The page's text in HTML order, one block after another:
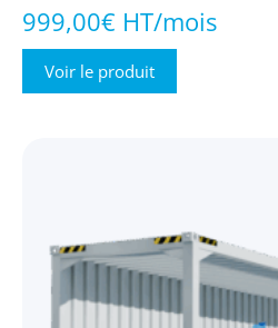
999,00€ HT/mois
Voir le produit